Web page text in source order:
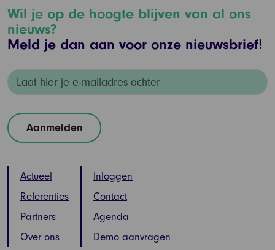
Wil je op de hoogte blijven van al ons
nieuws?
Meld je dan aan voor onze nieuwsbrief!
Actueel
Referenties
Partners
Over ons
Inloggen
Contact
Agenda
Demo aanvragen